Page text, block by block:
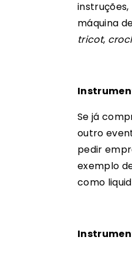
máquina
tricot,
Se já
outro
pedir
exemplo
como